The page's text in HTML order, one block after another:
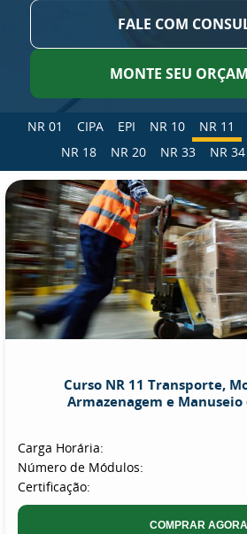
FALE COM
MONTE SEU
NR 01 CIPA EPI NR 10 NR 11
NR 18
NR 20 NR 33 NR 34
Curso NR 11 Transporte,
Armazenagem e
Carga Horária:
Número de Módulos:
Certificação:
COMPRAR AGORA